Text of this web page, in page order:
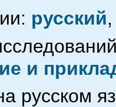
русский,
и
русском